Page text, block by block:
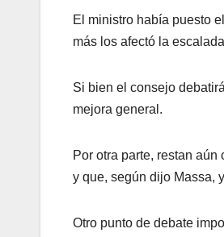
El ministro había puesto
más los afectó la
Si bien el consejo
mejora general.
Por otra parte, restan aún
y que, según dijo Massa,
Otro punto de debate